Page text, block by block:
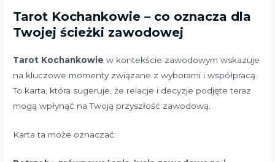
Tarot Kochankowie – co oznacza dla
Twojej ścieżki zawodowej
Tarot Kochankowie w kontekście zawodowym wskazuje
na kluczowe momenty związane z wyborami i współpracą.
To karta, która sugeruje, że relacje i decyzje podjęte teraz
mogą wpłynąć na Twoją przyszłość zawodową.
Karta ta może oznaczać: